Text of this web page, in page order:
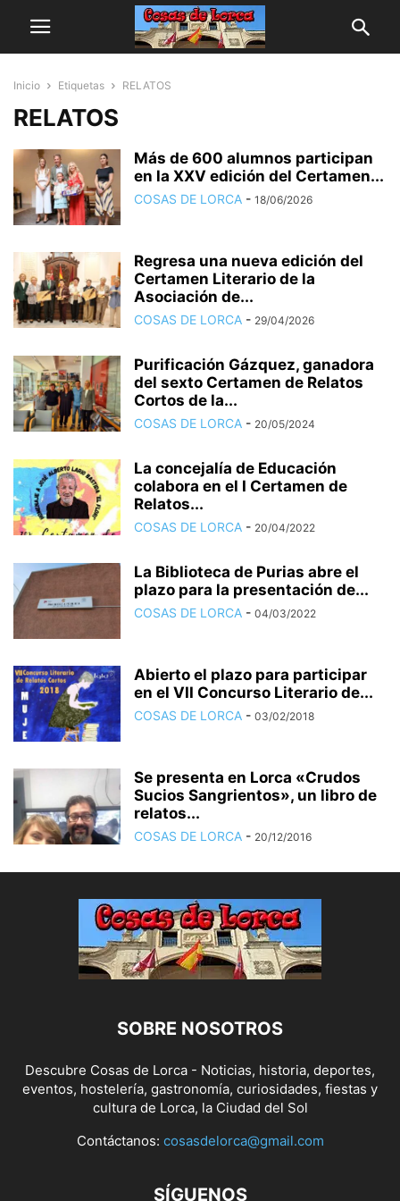
Inicio Etiquetas RELATOS
RELATOS
Más de 600 alumnos participan
en la XXV edición del Certamen...
COSAS DE LORCA - 18/06/2026
Regresa una nueva edición del
Certamen Literario de la
Asociación de...
COSAS DE LORCA - 29/04/2026
Purificación Gázquez, ganadora
del sexto Certamen de Relatos
Cortos de la...
COSAS DE LORCA - 20/05/2024
La concejalía de Educación
colabora en el I Certamen de
Relatos...
COSAS DE LORCA - 20/04/2022
La Biblioteca de Purias abre el
plazo para la presentación de...
COSAS DE LORCA - 04/03/2022
Abierto el plazo para participar
en el VII Concurso Literario de...
COSAS DE LORCA - 03/02/2018
Se presenta en Lorca «Crudos
Sucios Sangrientos», un libro de
relatos...
COSAS DE LORCA - 20/12/2016
SOBRE NOSOTROS
Descubre Cosas de Lorca - Noticias, historia, deportes,
eventos, hostelería, gastronomía, curiosidades, fiestas y
cultura de Lorca, la Ciudad del Sol
Contáctanos: cosasdelorca@gmail.com
SÍGUENOS